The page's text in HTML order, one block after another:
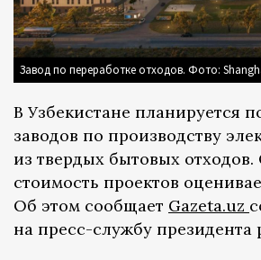
Завод по переработке отходов. Фото:
В Узбекистане планируется
заводов по производству
из твердых бытовых
стоимость проектов
Об этом сообщает Gazeta.uz
на пресс-службу президента